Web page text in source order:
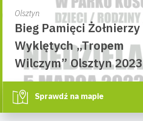
Olsztyn
Bieg Pamięci Żołnierzy
Wyklętych „Tropem
Wilczym” Olsztyn 2023
Sprawdź na mapie